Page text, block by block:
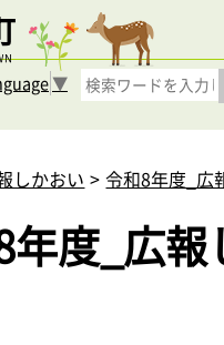
▼
しかおい 令和8年度_広
年度_広報